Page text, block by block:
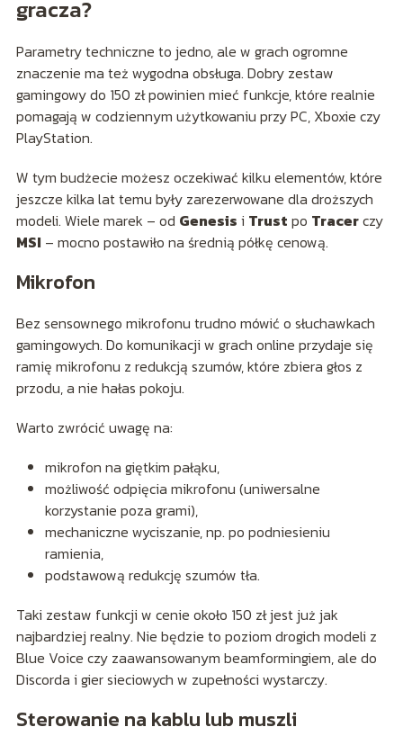
gracza?
Parametry techniczne to jedno, ale w grach ogromne
znaczenie ma też wygodna obsługa. Dobry zestaw
gamingowy do 150 zł powinien mieć funkcje, które realnie
pomagają w codziennym użytkowaniu przy PC, Xboxie czy
PlayStation.
W tym budżecie możesz oczekiwać kilku elementów, które
jeszcze kilka lat temu były zarezerwowane dla droższych
modeli. Wiele marek – od Genesis i Trust po Tracerczy
MSI – mocno postawiło na średnią półkę cenową.
Mikrofon
Bez sensownego mikrofonu trudno mówić o słuchawkach
gamingowych. Do komunikacji w grach online przydaje się
ramię mikrofonu z redukcją szumów, które zbiera głos z
przodu, a nie hałas pokoju.
Warto zwrócić uwagę na:
mikrofon na giętkim pałąku,
możliwość odpięcia mikrofonu (uniwersalne
korzystanie poza grami),
mechaniczne wyciszanie, np. po podniesieniu
ramienia,
podstawową redukcję szumów tła.
Taki zestaw funkcji w cenie około 150 zł jest już jak
najbardziej realny. Nie będzie to poziom drogich modeli z
Blue Voice czy zaawansowanym beamformingiem, ale do
Discorda i gier sieciowych w zupełności wystarczy.
Sterowanie na kablu lub muszli